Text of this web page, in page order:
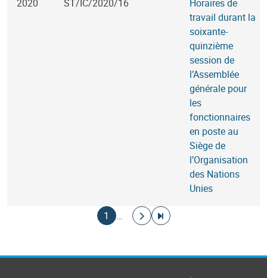
2020 ST/IC/2020/16
Horaires de
travail durant la
soixante-
quinzième
session de
l’Assemblée
générale pour
les
fonctionnaires
en poste au
Siège de
l’Organisation
des Nations
Unies
Page courante
1 …
Aller à la page suivante
Aller à la dernière page